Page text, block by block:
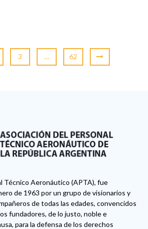
3 … 62
Técnico Aeronáutico (APTA), fue
de 1963 por un grupo de visionarios y
de todas las edades, convencidos
fundadores, de lo justo, noble e
para la defensa de los derechos